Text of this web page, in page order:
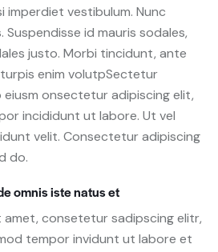
imperdiet vestibulum. Nunc
Suspendisse id mauris sodales,
justo. Morbi tincidunt, ante
enim volutpSectetur
onsectetur adipiscing elit,
incididunt ut labore. Ut vel
velit. Consectetur adipiscing
do.
omnis iste natus et
amet, consetetur sadipscing elitr,
tempor invidunt ut labore et